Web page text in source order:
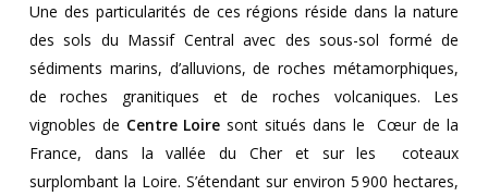
Une des particularités de ces régions réside dans la nature
des sols du Massif Central avec des sous-sol formé de
sédiments marins, d’alluvions, de roches métamorphiques,
de roches granitiques et de roches volcaniques.
Les
vignobles de Centre Loiresont situés dans le
Cœur de la
France, dans la vallée du Cher et sur les
coteaux
surplombant la Loire. S’étendant sur environ 5 900 hectares,